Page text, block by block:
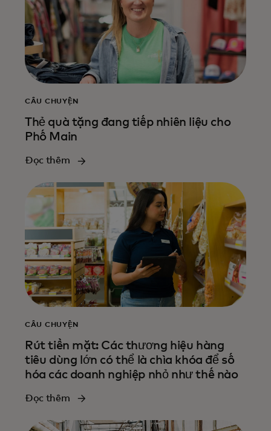
CÂU CHUYỆN
Thẻ quà tặng đang tiếp nhiên liệu cho
Phố Main
Đọc thêm
CÂU CHUYỆN
Rút tiền mặt: Các thương hiệu hàng
tiêu dùng lớn có thể là chìa khóa để số
hóa các doanh nghiệp nhỏ như thế nào
Đọc thêm